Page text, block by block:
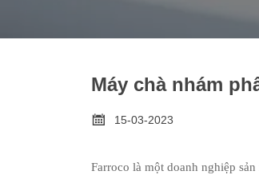
Máy chà nhám
 15-03-2023
Farroco là một doanh nghiệp